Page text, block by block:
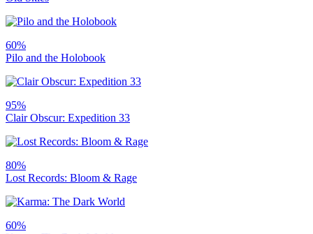
60%
Pilo and the Holobook
95%
Clair Obscur: Expedition 33
80%
Lost Records: Bloom & Rage
60%